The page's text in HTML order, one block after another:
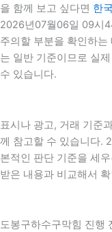
을 함께 보고 싶다면 한
2026년07월06일 09시
주의할 부분을 확인하
는 일반 기준이므로 실
수 있습니다.
표시나 광고, 거래 기준
께 참고할 수 있습니다.
본적인 판단 기준을 세
받은 내용과 비교해서
도봉구하수구막힘 진행